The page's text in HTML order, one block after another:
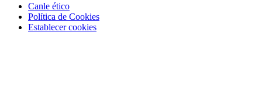
Canle ético
Política de Cookies
Establecer cookies